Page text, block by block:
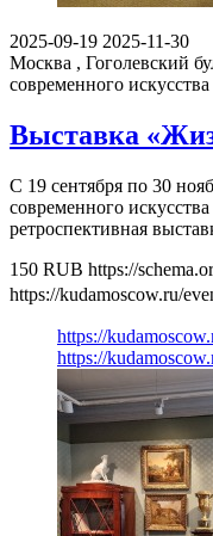
2025-09-19 2025-11-30
Москва , Гоголевский
современного
Выставка
С 19 сентября по 30
современного
ретроспективная
150 RUB https://
https://kudamoscow.ru/
https://
https://